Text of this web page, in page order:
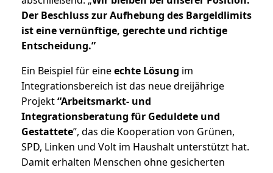
Der Beschluss zur Aufhebung des Bargeldlimits
ist eine vernünftige, gerechte und richtige
Entscheidung.”
Ein Beispiel für eineechte Lösung im
Integrationsbereich ist das neue dreijährige
Projekt“Arbeitsmarkt- und
Integrationsberatung für Geduldete und
Gestattete”, das die Kooperation von Grünen,
SPD, Linken und Volt im Haushalt unterstützt hat.
Damit erhalten Menschen ohne gesicherten